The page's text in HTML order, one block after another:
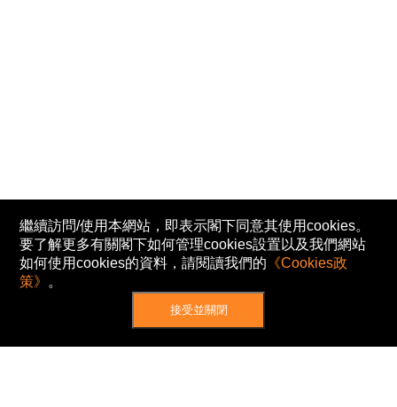
繼續訪問/使用本網站，即表示閣下同意其使用cookies。
要了解更多有關閣下如何管理cookies設置以及我們網站
如何使用cookies的資料，請閱讀我們的 《Cookies政
策》 。
接受並關閉